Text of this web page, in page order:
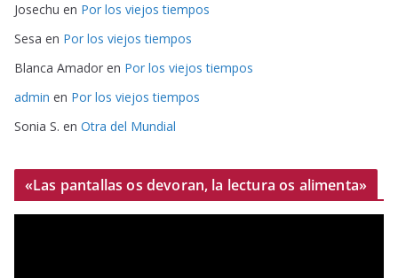
Josechu en Por los viejos tiempos
Sesa en Por los viejos tiempos
Blanca Amador en Por los viejos tiempos
admin en Por los viejos tiempos
Sonia S. en Otra del Mundial
«Las pantallas os devoran, la lectura os alimenta»